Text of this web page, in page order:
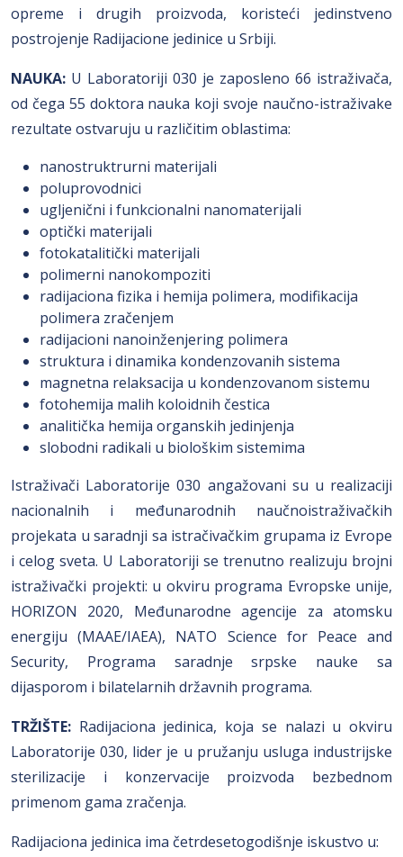
opreme i drugih proizvoda, koristeći jedinstveno
postrojenje Radijacione jedinice u Srbiji.
NAUKA: U Laboratoriji 030 je zaposleno 66 istraživača,
od čega 55 doktora nauka koji svoje naučno-istraživake
rezultate ostvaruju u različitim oblastima:
nanostruktrurni materijali
poluprovodnici
ugljenični i funkcionalni nanomaterijali
optički materijali
fotokatalitički materijali
polimerni nanokompoziti
radijaciona fizika i hemija polimera, modifikacija
polimera zračenjem
radijacioni nanoinženjering polimera
struktura i dinamika kondenzovanih sistema
magnetna relaksacija u kondenzovanom sistemu
fotohemija malih koloidnih čestica
analitička hemija organskih jedinjenja
slobodni radikali u biološkim sistemima
Istraživači Laboratorije 030 angažovani su u realizaciji
nacionalnih i međunarodnih naučnoistraživačkih
projekata u saradnji sa istračivačkim grupama iz Evrope
i celog sveta. U Laboratoriji se trenutno realizuju brojni
istraživački projekti: u okviru programa Evropske unije,
HORIZON 2020, Međunarodne agencije za atomsku
energiju (MAAE/IAEA), NATO Science for Peace and
Security, Programa saradnje srpske nauke sa
dijasporom i bilatelarnih državnih programa.
TRŽIŠTE: Radijaciona jedinica, koja se nalazi u okviru
Laboratorije 030, lider je u pružanju usluga industrijske
sterilizacije i konzervacije proizvoda bezbednom
primenom gama zračenja.
Radijaciona jedinica ima četrdesetogodišnje iskustvo u: